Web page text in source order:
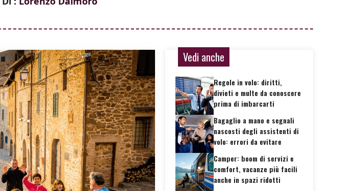
Vedi anche
Regole in volo: diritti,
divieti e multe da conoscere
prima di imbarcarti
Bagaglio a mano e segnali
nascosti degli assistenti di
volo: errori da evitare
Camper: boom di servizi e
comfort, vacanze più facili
anche in spazi ridotti